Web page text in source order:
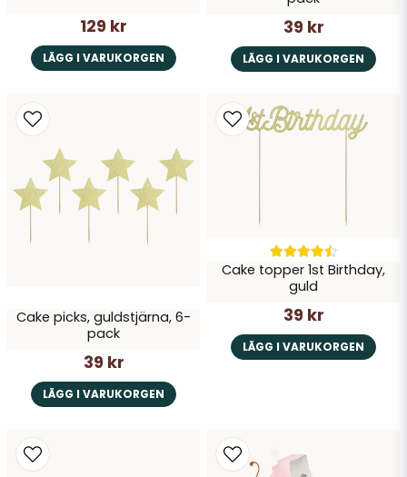
129 kr
LÄGG I VARUKORGEN
39 kr
LÄGG I VARUKORGEN
Cake picks, guldstjärna, 6-
pack
39 kr
LÄGG I VARUKORGEN
Cake topper 1st Birthday,
guld
39 kr
LÄGG I VARUKORGEN